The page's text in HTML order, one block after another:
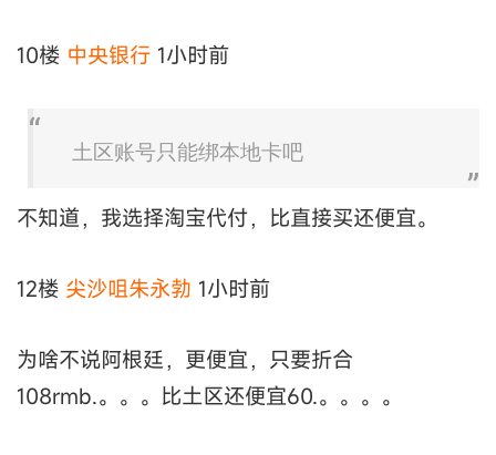
10楼 中央银行 1小时前
土区账号只能绑本地卡吧
不知道，我选择淘宝代付，比直接买还便宜。
12楼 尖沙咀朱永勃 1小时前
为啥不说阿根廷，更便宜，只要折合
108rmb.。。。比土区还便宜60.。。。。